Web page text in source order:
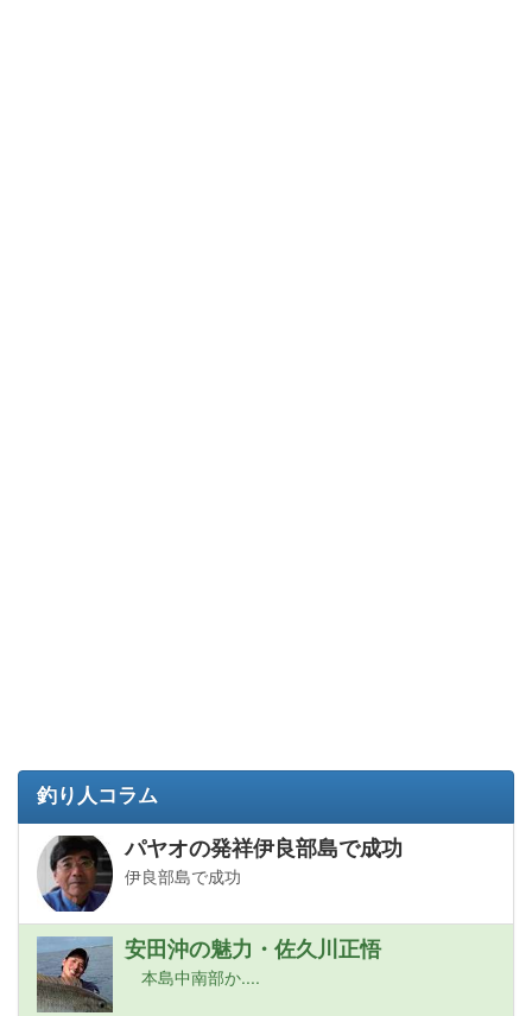
釣り人コラム
パヤオの発祥伊良部島で成功
伊良部島で成功
安田沖の魅力・佐久川正悟
本島中南部か....